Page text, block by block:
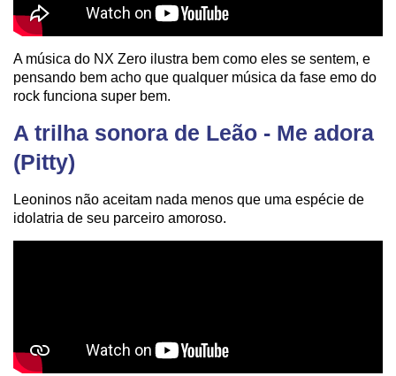
A música do NX Zero ilustra bem como eles se sentem, e
pensando bem acho que qualquer música da fase emo do
rock funciona super bem.
A trilha sonora de Leão - Me adora
(Pitty)
Leoninos não aceitam nada menos que uma espécie de
idolatria de seu parceiro amoroso.